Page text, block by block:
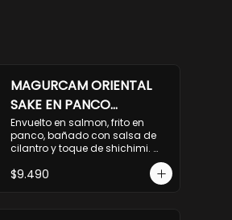
MAGURCAM ORIENTAL
SAKE EN PANCO
ACILANTRADO.
Envuelto en salmon, frito en
panco, bañado con salsa de
cilantro y toque de shichimi.
Atun, camaron, queso, cebollin.
$9.490